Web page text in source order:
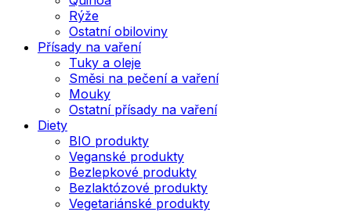
Rýže
Ostatní obiloviny
Přísady na vaření
Tuky a oleje
Směsi na pečení a vaření
Mouky
Ostatní přísady na vaření
Diety
BIO produkty
Veganské produkty
Bezlepkové produkty
Bezlaktózové produkty
Vegetariánské produkty